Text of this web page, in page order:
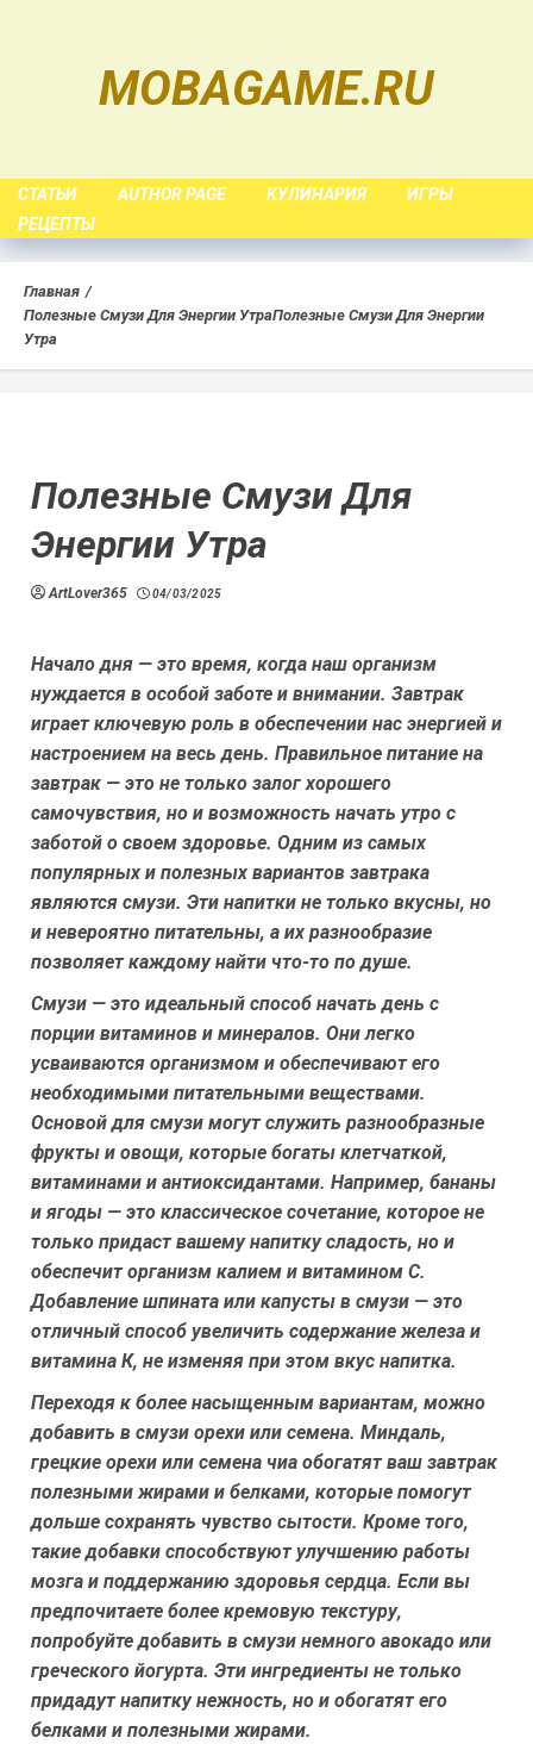
MOBAGAME.RU
СТАТЬИ AUTHOR PAGE КУЛИНАРИЯ
ИГРЫ
РЕЦЕПТЫ
Главная
Полезные Смузи Для Энергии УтраПолезные Смузи Для Энергии
Утра
Полезные Смузи Для
Энергии Утра
ArtLover365 04/03/2025
Начало дня — это время, когда наш организм
нуждается в особой заботе и внимании. Завтрак
играет ключевую роль в обеспечении нас энергией и
настроением на весь день. Правильное питание на
завтрак — это не только залог хорошего
самочувствия, но и возможность начать утро с
заботой о своем здоровье. Одним из самых
популярных и полезных вариантов завтрака
являются смузи. Эти напитки не только вкусны, но
и невероятно питательны, а их разнообразие
позволяет каждому найти что-то по душе.
Смузи — это идеальный способ начать день с
порции витаминов и минералов. Они легко
усваиваются организмом и обеспечивают его
необходимыми питательными веществами.
Основой для смузи могут служить разнообразные
фрукты и овощи, которые богаты клетчаткой,
витаминами и антиоксидантами. Например, бананы
и ягоды — это классическое сочетание, которое не
только придаст вашему напитку сладость, но и
обеспечит организм калием и витамином С.
Добавление шпината или капусты в смузи — это
отличный способ увеличить содержание железа и
витамина К, не изменяя при этом вкус напитка.
Переходя к более насыщенным вариантам, можно
добавить в смузи орехи или семена. Миндаль,
грецкие орехи или семена чиа обогатят ваш завтрак
полезными жирами и белками, которые помогут
дольше сохранять чувство сытости. Кроме того,
такие добавки способствуют улучшению работы
мозга и поддержанию здоровья сердца. Если вы
предпочитаете более кремовую текстуру,
попробуйте добавить в смузи немного авокадо или
греческого йогурта. Эти ингредиенты не только
придадут напитку нежность, но и обогатят его
белками и полезными жирами.